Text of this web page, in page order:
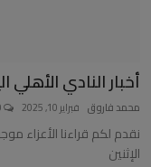
أخبار النادي الأهلي
محمد فاروق فبراير 10, 2025
نقدم لكم قراءنا الأعزاء
الإثنين